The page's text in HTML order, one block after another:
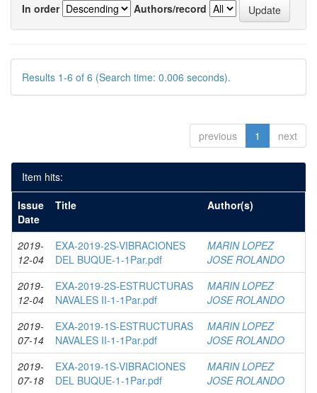
In order
Authors/record
Results 1-6 of 6 (Search time: 0.006 seconds).
previous 1 next
Item hits:
Issue
Date
Title Author(s)
2019-
12-04
EXA-2019-2S-VIBRACIONES
DEL BUQUE-1-1Par.pdf
MARIN LOPEZ
JOSE ROLANDO
2019-
12-04
EXA-2019-2S-ESTRUCTURAS
NAVALES II-1-1Par.pdf
MARIN LOPEZ
JOSE ROLANDO
2019-
07-14
EXA-2019-1S-ESTRUCTURAS
NAVALES II-1-1Par.pdf
MARIN LOPEZ
JOSE ROLANDO
2019-
07-18
EXA-2019-1S-VIBRACIONES
DEL BUQUE-1-1Par.pdf
MARIN LOPEZ
JOSE ROLANDO